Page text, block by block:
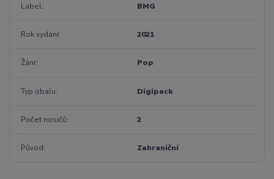
Label BMG
Rok vydání 2021
Žánr Pop
Typ obalu Digipack
Počet nosičů 2
Původ Zahraniční